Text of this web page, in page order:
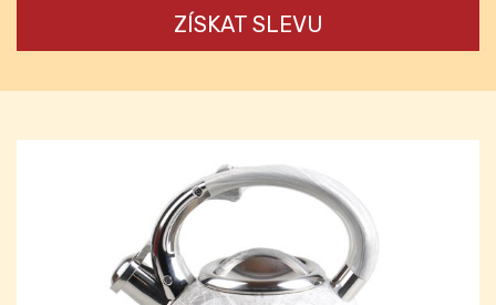
ZÍSKAT SLEVU